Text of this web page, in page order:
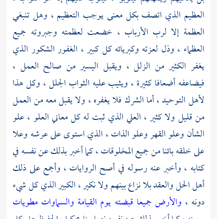
العظيم الذي اتصف بكل معنى يوجب التعظيم ، وهل تنبغي
العظمة إلا لرب الأرباب ، خضعت لعظمته وجبروته جميع
العظماء ، وذل لعزته وكبريائه كل كبير ، الغفور الشكور الذي
يغفر الكثير من الزلل ، ويقبل اليسير من صالح العمل ،
فيضاعفه أضعافا كثيرة ، ويثيب عليه الثواب الجلل ، وكل هذا
لأهل التوحيد ، أما الشرك فلا يغفره ، ولا يقبل معه من العمل
من قليل ولا كثير ، العلي الذي ثبت له كل معاني العلو ، علو
الشأن وعلو القهر وعلو الذات ، الذي استوى على عرشه وعلا
على خلقه بائنا من جميع المخلوقات ، كما أخبر بذلك عن نفسه في
كتابه ، وأخبر عنه رسوله في أصح الروايات ، وأجمع على ذلك
أهل الحل والعقد بلا نزاع بينهم ولا نكير ، الكبير الذي كل شيء
دونه ، والأرض جميعا قبضته يوم القيامة والسماوات مطويات